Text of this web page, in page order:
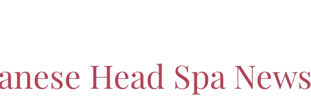
Head Spa News